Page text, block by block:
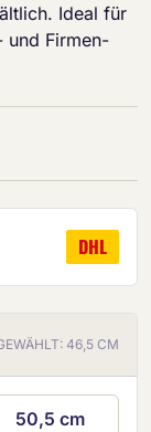
Ideal für
und Firmen-
DHL
46,5 CM
50,5 cm